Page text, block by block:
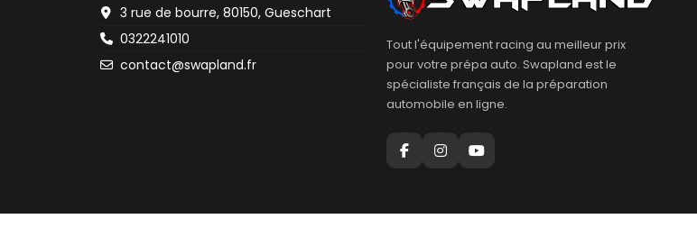
3 rue de bourre, 80150, Gueschart
0322241010
contact@swapland.fr
Tout l'équipement racing au meilleur prix
pour votre prépa auto. Swapland est le
spécialiste français de la préparation
automobile en ligne.